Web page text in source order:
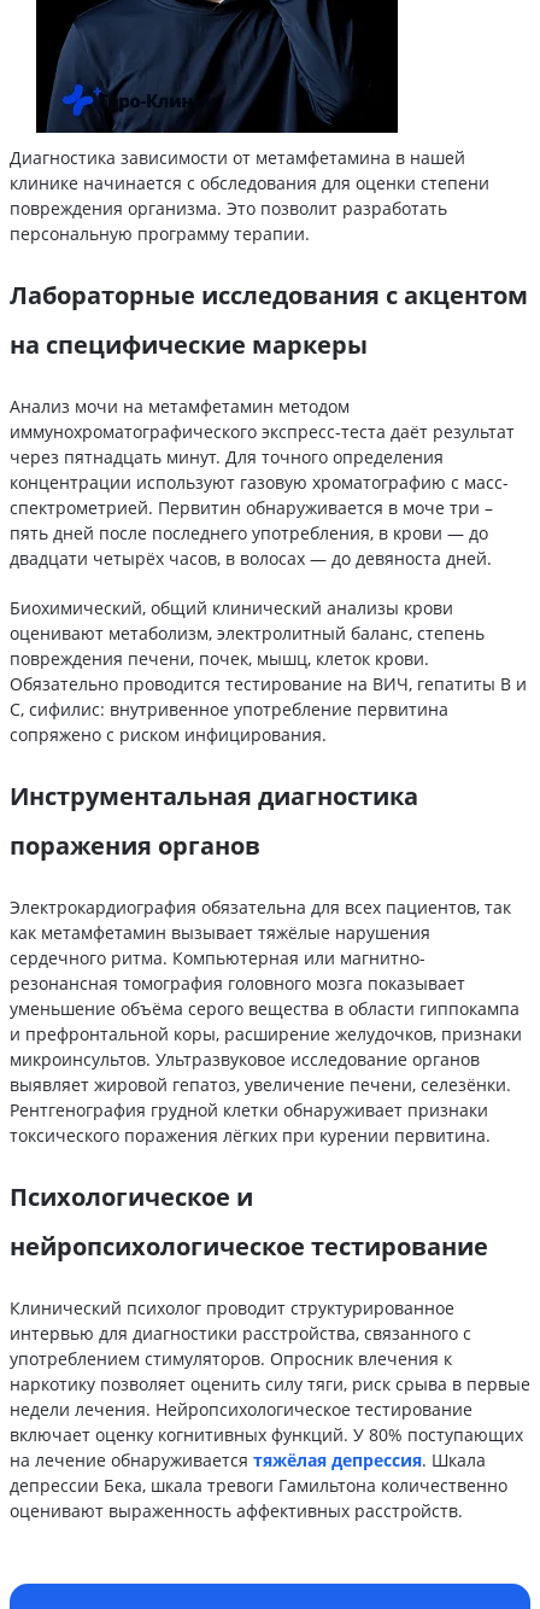
Диагностика зависимости от метамфетамина в нашей
клинике начинается с обследования для оценки степени
повреждения организма. Это позволит разработать
персональную программу терапии.
Лабораторные исследования с акцентом
на специфические маркеры
Анализ мочи на метамфетамин методом
иммунохроматографического экспресс-теста даёт результат
через пятнадцать минут. Для точного определения
концентрации используют газовую хроматографию с масс-
спектрометрией. Первитин обнаруживается в моче три –
пять дней после последнего употребления, в крови — до
двадцати четырёх часов, в волосах — до девяноста дней.
Биохимический, общий клинический анализы крови
оценивают метаболизм, электролитный баланс, степень
повреждения печени, почек, мышц, клеток крови.
Обязательно проводится тестирование на ВИЧ, гепатиты B и
C, сифилис: внутривенное употребление первитина
сопряжено с риском инфицирования.
Инструментальная диагностика
поражения органов
Электрокардиография обязательна для всех пациентов, так
как метамфетамин вызывает тяжёлые нарушения
сердечного ритма. Компьютерная или магнитно-
резонансная томография головного мозга показывает
уменьшение объёма серого вещества в области гиппокампа
и префронтальной коры, расширение желудочков, признаки
микроинсультов. Ультразвуковое исследование органов
выявляет жировой гепатоз, увеличение печени, селезёнки.
Рентгенография грудной клетки обнаруживает признаки
токсического поражения лёгких при курении первитина.
Психологическое и
нейропсихологическое тестирование
Клинический психолог проводит структурированное
интервью для диагностики расстройства, связанного с
употреблением стимуляторов. Опросник влечения к
наркотику позволяет оценить силу тяги, риск срыва в первые
недели лечения. Нейропсихологическое тестирование
включает оценку когнитивных функций. У 80% поступающих
на лечение обнаруживается тяжёлая депрессия. Шкала
депрессии Бека, шкала тревоги Гамильтона количественно
оценивают выраженность аффективных расстройств.